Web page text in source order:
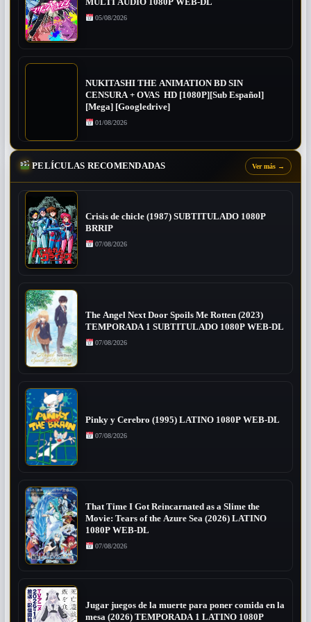
MULTI AUDIO 1080P WEB-DL
05/08/2026
NUKITASHI THE ANIMATION BD SIN
CENSURA + OVAS HD [1080P][Sub Español]
[Mega] [Googledrive]
01/08/2026
PELÍCULAS RECOMENDADAS Ver más →
Crisis de chicle (1987) SUBTITULADO 1080P
BRRIP
07/08/2026
The Angel Next Door Spoils Me Rotten (2023)
TEMPORADA 1 SUBTITULADO 1080P WEB-DL
07/08/2026
Pinky y Cerebro (1995) LATINO 1080P WEB-DL
07/08/2026
That Time I Got Reincarnated as a Slime the
Movie: Tears of the Azure Sea (2026) LATINO
1080P WEB-DL
07/08/2026
Jugar juegos de la muerte para poner comida en la
mesa (2026) TEMPORADA 1 LATINO 1080P